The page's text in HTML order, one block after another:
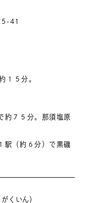
5-41
１５分。
約７５分。那須塩原
駅（約６分）で黒磯
くいん）